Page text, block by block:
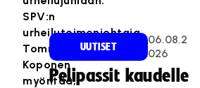
SPV:n
urheilutoimenjohtaja
Tommy
Koponen
myöntää,
UUTISET
06.08.2
026
Pelipassit kaudelle